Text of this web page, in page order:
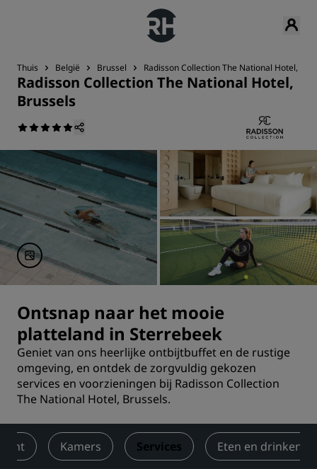
Thuis België Brussel Radisson Collection The National Hotel,
Radisson Collection The National Hotel,
Brussels
Ontsnap naar het mooie
platteland in Sterrebeek
Geniet van ons heerlijke ontbijtbuffet en de rustige
omgeving, en ontdek de zorgvuldig gekozen
services en voorzieningen bij Radisson Collection
The National Hotel, Brussels.
Kamers Services Eten en drinken